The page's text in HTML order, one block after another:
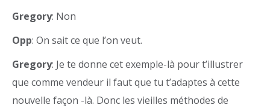
Gregory: Non
Opp: On sait ce que l’on veut.
Gregory: Je te donne cet exemple-là pour t’illustrer
que comme vendeur il faut que tu t’adaptes à cette
nouvelle façon -là. Donc les vieilles méthodes de